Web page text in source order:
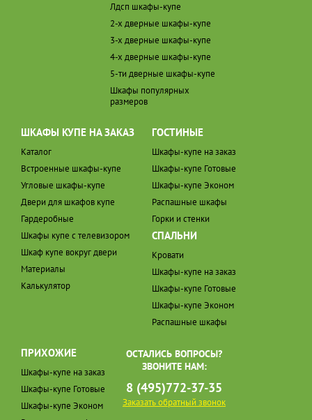
Лдсп шкафы-купе
2-х дверные шкафы-купе
3-х дверные шкафы-купе
4-х дверные шкафы-купе
5-ти дверные шкафы-купе
Шкафы популярных
размеров
ШКАФЫ КУПЕ НА ЗАКАЗ
Каталог
Встроенные шкафы-купе
Угловые шкафы-купе
Двери для шкафов купе
Гардеробные
Шкафы купе с телевизором
Шкаф купе вокруг двери
Материалы
Калькулятор
ГОСТИНЫЕ
Шкафы-купе на заказ
Шкафы-купе Готовые
Шкафы-купе Эконом
Распашные шкафы
Горки и стенки
СПАЛЬНИ
Кровати
Шкафы-купе на заказ
Шкафы-купе Готовые
Шкафы-купе Эконом
Распашные шкафы
ПРИХОЖИЕ
Шкафы-купе на заказ
Шкафы-купе Готовые
Шкафы-купе Эконом
ОСТАЛИСЬ ВОПРОСЫ?
ЗВОНИТЕ НАМ:
8 (495)772-37-35
Заказать обратный звонок